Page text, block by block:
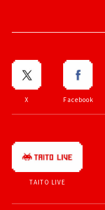
X Facebook
TAITO LIVE